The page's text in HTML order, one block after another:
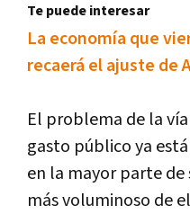
Te puede interesar
La economía que
recaerá el ajuste de
El problema de la
gasto público ya
en la mayor parte de
más voluminoso de